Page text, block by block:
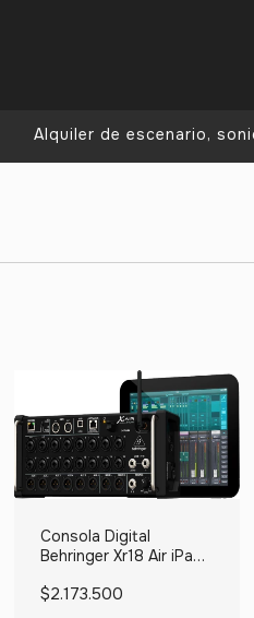
Alquiler de escenario,
Consola Digital
Behringer Xr18 Air iPad
$2.173.500